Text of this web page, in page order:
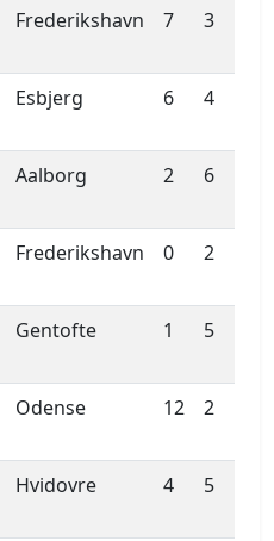
Frederikshavn 7 3
Esbjerg 6 4
Aalborg 2 6
Frederikshavn 0 2
Gentofte 1 5
Odense 12 2
Hvidovre 4 5